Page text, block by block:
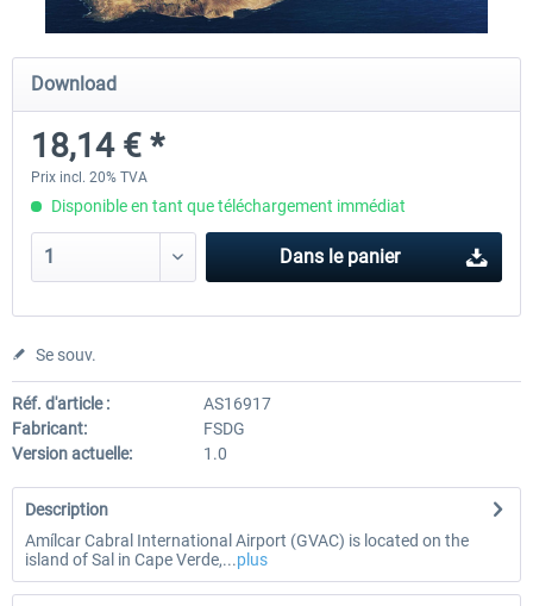
Airbus A320/A321
42,69 € *
Aerosoft A330
Download
18,14 € *
Prix incl. 20% TVA
Disponible en tant que téléchargement immédiat
Dans le panier
Se souv.
Réf. d'article :
AS16917
Fabricant:
FSDG
Version actuelle:
1.0
Description
Amílcar Cabral International Airport (GVAC) is located on the
island of Sal in Cape Verde,...plus